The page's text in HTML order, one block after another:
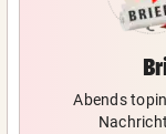
Abends